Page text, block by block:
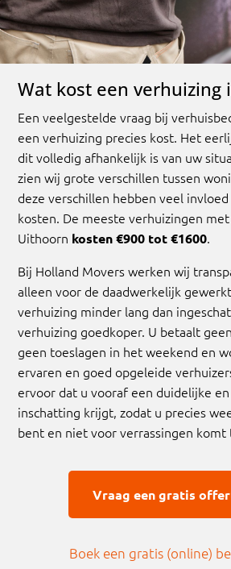
Wat kost een verhuizing
Een veelgestelde vraag bij
een verhuizing precies kost. Het
dit volledig afhankelijk is van uw
zien wij grote verschillen tussen
deze verschillen hebben veel
kosten. De meeste verhuizingen
Uithoorn kosten €900 tot €1600.
Bij Holland Movers werken wij
alleen voor de daadwerkelijk
verhuizing minder lang dan
verhuizing goedkoper. U betaalt
geen toeslagen in het weekend en
ervaren en goed opgeleide
ervoor dat u vooraf een duidelijke
inschatting krijgt, zodat u precies
bent en niet voor verrassingen komt
Vraag een gratis
Boek een gratis (online)